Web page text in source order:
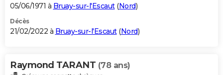
GUIDES D'ACHAT
BONS PLANS
Carte de Noël
Carte Bonne année
Carte Saint-Valentin
Carte Pâques
Carte d'anniversaire
DICTIONNAIRE
05/06/1971 à Bruay-sur-l'Escaut(Nord)
Décès
21/02/2022 à Bruay-sur-l'Escaut(Nord)
Raymond TARANT (78 ans)